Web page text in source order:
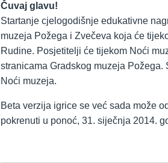
Čuvaj glavu!
Startanje cjelogodišnje edukativne
muzeja Požega i Zvečeva koja će
Rudine. Posjetitelji će tijekom Noći
stranicama Gradskog muzeja
Noći muzeja.
Beta verzija igrice se već sada može
pokrenuti u ponoć, 31. siječnja 2014.